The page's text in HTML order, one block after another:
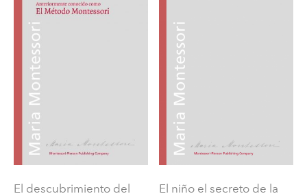
El descubrimiento del
El niño el secreto de la